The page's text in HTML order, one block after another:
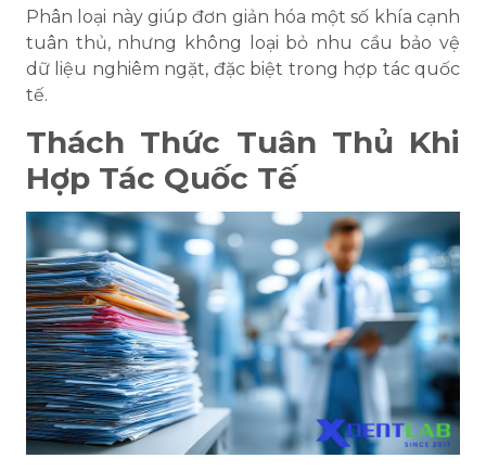
Phân loại này giúp đơn giản hóa một số khía cạnh
tuân thủ, nhưng không loại bỏ nhu cầu bảo vệ
dữ liệu nghiêm ngặt, đặc biệt trong hợp tác quốc
tế.
Thách Thức Tuân Thủ Khi
Hợp Tác Quốc Tế